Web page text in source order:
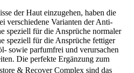
der Haut einzugehen, haben die
verschiedene Varianten der Anti-
speziell für die Ansprüche normaler
speziell für die Ansprüche fettiger
sowie parfumfrei und verursachen
Die perfekte Ergänzung zum
& Recover Complex sind das